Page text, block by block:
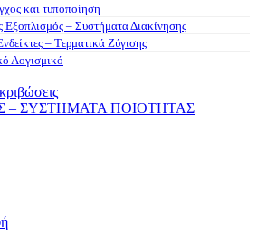
και τυποποίηση
Εξοπλισμός – Συστήματα Διακίνησης
– Tερματικά Ζύγισης
Λογισμικό
– ΣΥΣΤΗΜΑΤΑ ΠΟΙΟΤΗΤΑΣ